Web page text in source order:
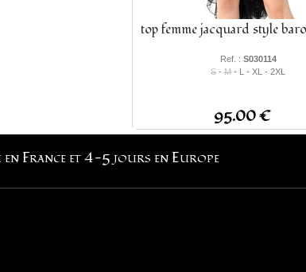
top femme jacquard style
Ref. : S030114
S - M - L - XL - 2XL
95.00 €
France et 4-5 jours en Europe